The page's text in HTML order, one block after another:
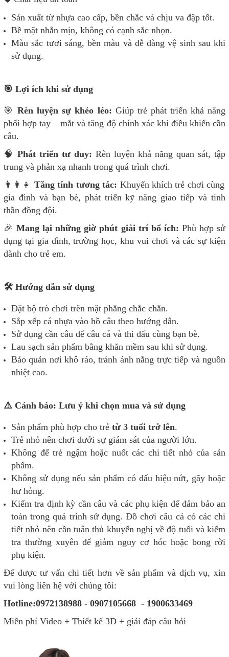
Sản xuất từ nhựa cao cấp, bền chắc và chịu va đập tốt.
Bề mặt nhẵn mịn, không có cạnh sắc nhọn.
Màu sắc tươi sáng, bền màu và dễ dàng vệ sinh sau khi
sử dụng.
🎯 Lợi ích khi sử dụng
🎯Rèn luyện sự khéo léo: Giúp trẻ phát triển khả năng
phối hợp tay – mắt và tăng độ chính xác khi điều khiển cần
câu.
🧠 Phát triển tư duy: Rèn luyện khả năng quan sát, tập
trung và phản xạ nhanh trong quá trình chơi.
👨‍👩‍👧 Tăng tính tương tác: Khuyến khích trẻ chơi cùng
gia đình và bạn bè, phát triển kỹ năng giao tiếp và tinh
thần đồng đội.
🎉Mang lại những giờ phút giải trí bổ ích: Phù hợp sử
dụng tại gia đình, trường học, khu vui chơi và các sự kiện
dành cho trẻ em.
🛠️ Hướng dẫn sử dụng
Đặt bộ trò chơi trên mặt phẳng chắc chắn.
Sắp xếp cá nhựa vào hồ câu theo hướng dẫn.
Sử dụng cần câu để câu cá và thi đấu cùng bạn bè.
Lau sạch sản phẩm bằng khăn mềm sau khi sử dụng.
Bảo quản nơi khô ráo, tránh ánh nắng trực tiếp và nguồn
nhiệt cao.
⚠️ Cảnh báo: Lưu ý khi chọn mua và sử dụng
Sản phẩm phù hợp cho trẻ từ 3 tuổi trở lên.
Trẻ nhỏ nên chơi dưới sự giám sát của người lớn.
Không để trẻ ngậm hoặc nuốt các chi tiết nhỏ của sản
phẩm.
Không sử dụng nếu sản phẩm có dấu hiệu nứt, gãy hoặc
hư hỏng.
Kiểm tra định kỳ cần câu và các phụ kiện để đảm bảo an
toàn trong quá trình sử dụng. Đồ chơi câu cá có các chi
tiết nhỏ nên cần tuân thủ khuyến nghị về độ tuổi và kiểm
tra thường xuyên để giảm nguy cơ hóc hoặc bong rời
phụ kiện.
Để được tư vấn chi tiết hơn về sản phẩm và dịch vụ, xin
vui lòng liên hệ với chúng tôi:
Hotline:0972138988 - 0907105668 - 1900633469
Miễn phí Video + Thiết kế 3D + giải đáp câu hỏi